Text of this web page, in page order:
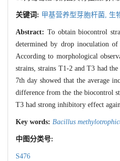
关键词: 甲基营养型芽胞杆菌, 生
Abstract: To obtain biocontrol
determined by drop inoculation
According to morphological
strains, strains T1-2 and T3 had
7th day showed that the average
difference from the the biocontrol
T3 had strong inhibitory effect
Key words: Bacillus
中图分类号:
S476